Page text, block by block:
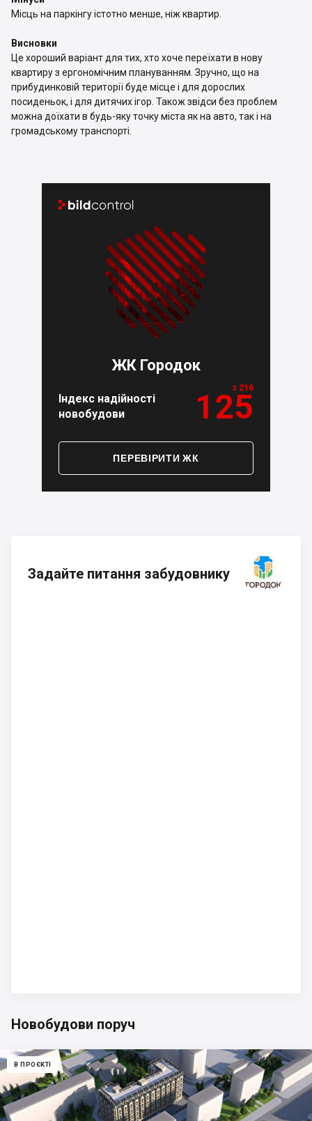
Місць на паркінгу істотно менше, ніж квартир.
Висновки
Це хороший варіант для тих, хто хоче переїхати в нову
квартиру з ергономічним плануванням. Зручно, що на
прибудинковій території буде місце і для дорослих
посиденьок, і для дитячих ігор. Також звідси без проблем
можна доїхати в будь-яку точку міста як на авто, так і на
громадському транспорті.
 
ЖК Городок
Індекс надійності
новобудови
з 216
125
ПЕРЕВІРИТИ ЖК
Задайте питання забудовнику
Новобудови поруч
В ПРОЄКТІ